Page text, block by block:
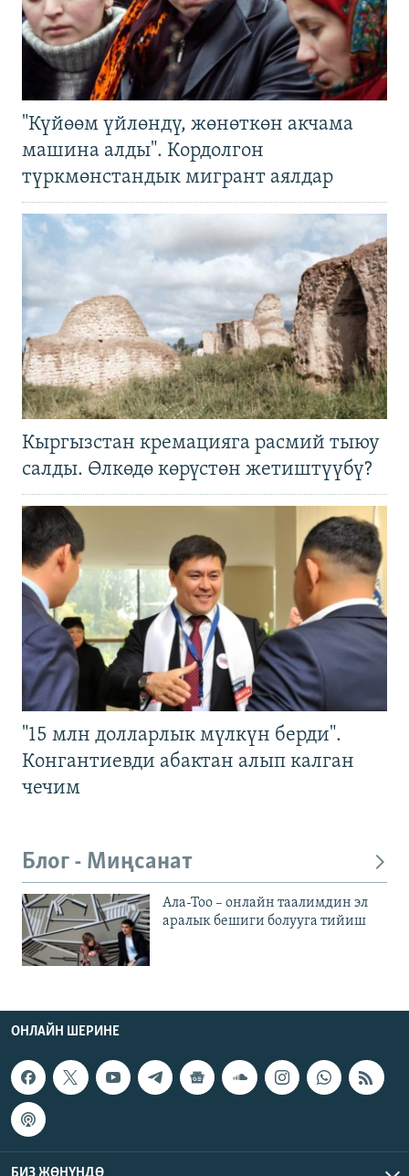
"Күйөөм үйлөндү, жөнөткөн акчама
машина алды". Кордолгон
түркмөнстандык мигрант аялдар
Кыргызстан кремацияга расмий тыюу
салды. Өлкөдө көрүстөн жетиштүүбү?
"15 млн долларлык мүлкүн берди".
Конгантиевди абактан алып калган
чечим
Блог - Миңсанат
Ала-Тоо – онлайн таалимдин эл
аралык бешиги болууга тийиш
ОНЛАЙН ШЕРИНЕ